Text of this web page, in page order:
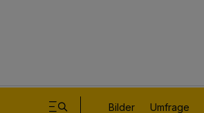
Bilder Umfrage